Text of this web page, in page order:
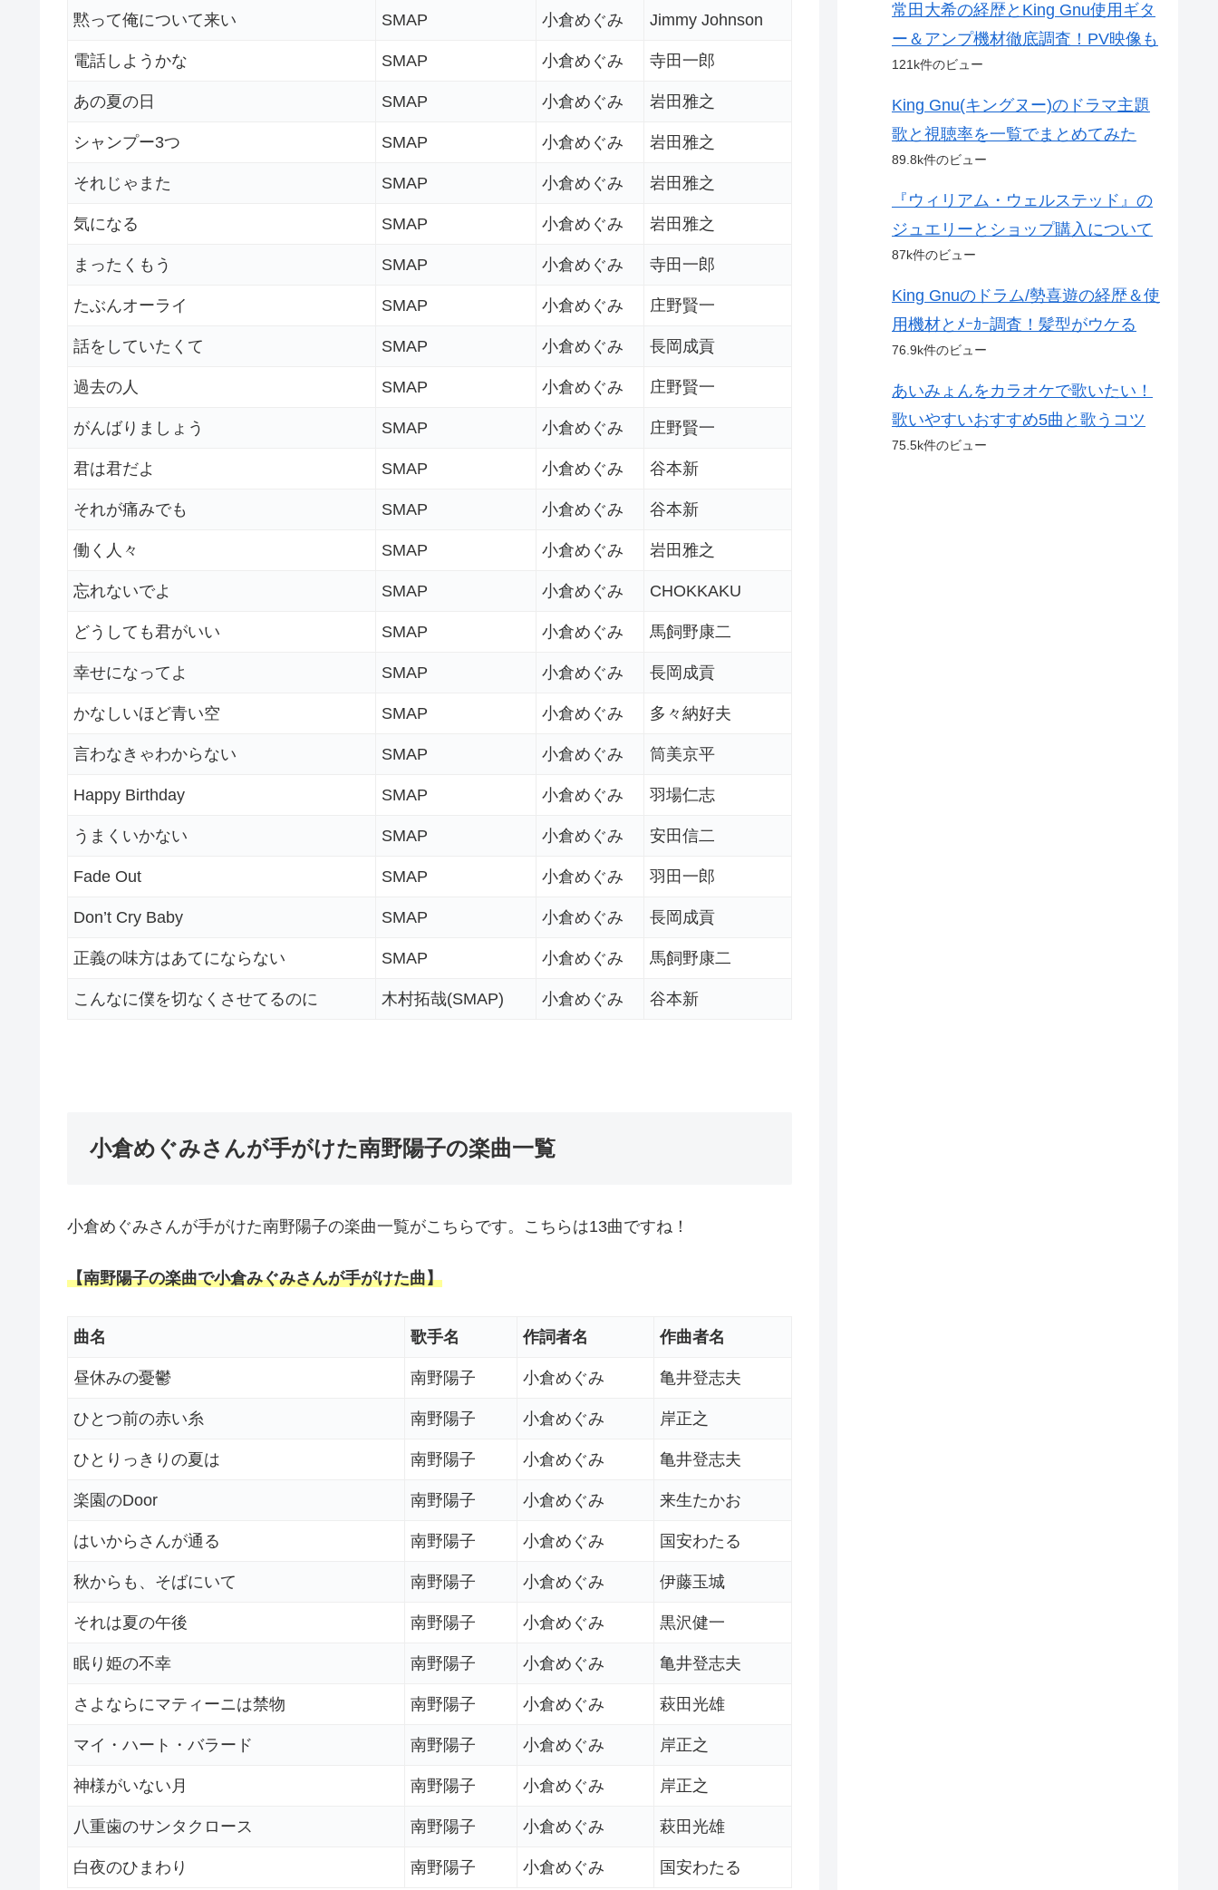
黙って俺について来い SMAP 小倉めぐみ Jimmy Johnson
電話しようかな SMAP 小倉めぐみ 寺田一郎
あの夏の日 SMAP 小倉めぐみ 岩田雅之
シャンプー3つ SMAP 小倉めぐみ 岩田雅之
それじゃまた SMAP 小倉めぐみ 岩田雅之
気になる SMAP 小倉めぐみ 岩田雅之
まったくもう SMAP 小倉めぐみ 寺田一郎
たぶんオーライ SMAP 小倉めぐみ 庄野賢一
話をしていたくて SMAP 小倉めぐみ 長岡成貢
過去の人 SMAP 小倉めぐみ 庄野賢一
がんばりましょう SMAP 小倉めぐみ 庄野賢一
君は君だよ SMAP 小倉めぐみ 谷本新
それが痛みでも SMAP 小倉めぐみ 谷本新
働く人々 SMAP 小倉めぐみ 岩田雅之
忘れないでよ SMAP 小倉めぐみ CHOKKAKU
どうしても君がいい SMAP 小倉めぐみ 馬飼野康二
幸せになってよ SMAP 小倉めぐみ 長岡成貢
かなしいほど青い空 SMAP 小倉めぐみ 多々納好夫
言わなきゃわからない SMAP 小倉めぐみ 筒美京平
Happy Birthday SMAP 小倉めぐみ 羽場仁志
うまくいかない SMAP 小倉めぐみ 安田信二
Fade Out SMAP 小倉めぐみ 羽田一郎
Don’t Cry Baby SMAP 小倉めぐみ 長岡成貢
正義の味方はあてにならない SMAP 小倉めぐみ 馬飼野康二
こんなに僕を切なくさせてるのに 木村拓哉(SMAP) 小倉めぐみ 谷本新
小倉めぐみさんが手がけた南野陽子の楽曲一覧
小倉めぐみさんが手がけた南野陽子の楽曲一覧がこちらです。こちらは13曲ですね！
【南野陽子の楽曲で小倉みぐみさんが手がけた曲】
曲名 歌手名 作詞者名 作曲者名
昼休みの憂鬱 南野陽子 小倉めぐみ 亀井登志夫
ひとつ前の赤い糸 南野陽子 小倉めぐみ 岸正之
ひとりっきりの夏は 南野陽子 小倉めぐみ 亀井登志夫
楽園のDoor 南野陽子 小倉めぐみ 来生たかお
はいからさんが通る 南野陽子 小倉めぐみ 国安わたる
秋からも、そばにいて 南野陽子 小倉めぐみ 伊藤玉城
それは夏の午後 南野陽子 小倉めぐみ 黒沢健一
眠り姫の不幸 南野陽子 小倉めぐみ 亀井登志夫
さよならにマティーニは禁物 南野陽子 小倉めぐみ 萩田光雄
マイ・ハート・バラード 南野陽子 小倉めぐみ 岸正之
神様がいない月 南野陽子 小倉めぐみ 岸正之
八重歯のサンタクロース 南野陽子 小倉めぐみ 萩田光雄
白夜のひまわり 南野陽子 小倉めぐみ 国安わたる
常田大希の経歴とKing Gnu使用ギタ
ー＆アンプ機材徹底調査！PV映像も
121k件のビュー
King Gnu(キングヌー)のドラマ主題
歌と視聴率を一覧でまとめてみた
89.8k件のビュー
『ウィリアム・ウェルステッド』の
ジュエリーとショップ購入について
87k件のビュー
King Gnuのドラム/勢喜遊の経歴＆使
用機材とﾒｰｶｰ調査！髪型がウケる
76.9k件のビュー
あいみょんをカラオケで歌いたい！
歌いやすいおすすめ5曲と歌うコツ
75.5k件のビュー